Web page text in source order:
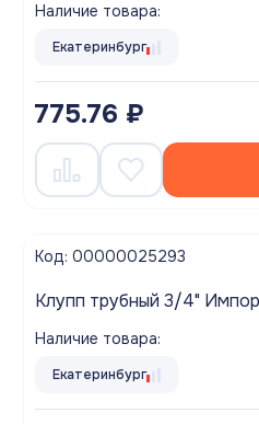
Наличие товара:
Екатеринбург
775.76 ₽
Код: 00000025293
Клупп трубный 3/4"
Наличие товара:
Екатеринбург